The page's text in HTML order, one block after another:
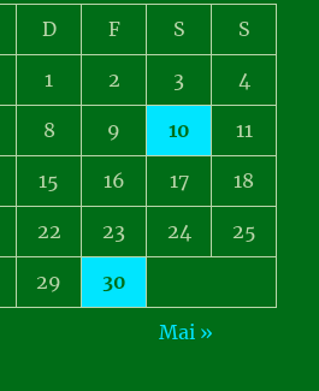
D F S S
1 2 3 4
8 9 10 11
15 16 17 18
22 23 24 25
29 30
Mai »